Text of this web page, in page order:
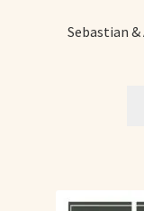
Sebastian